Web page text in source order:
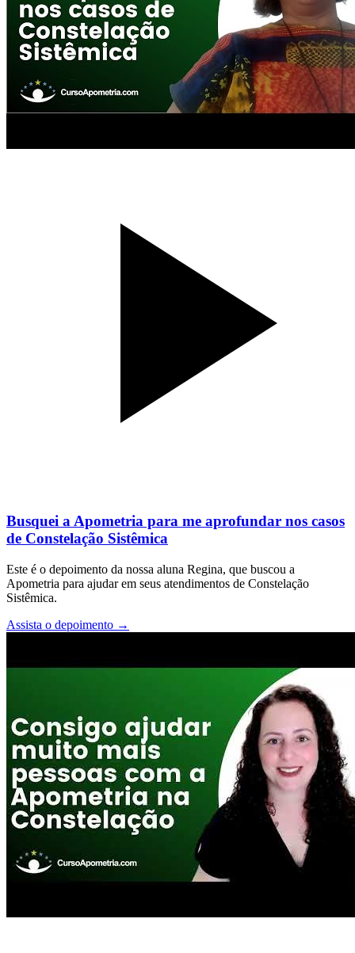
Busquei a Apometria para me aprofundar nos casos
de Constelação Sistêmica
Este é o depoimento da nossa aluna Regina, que buscou a
Apometria para ajudar em seus atendimentos de Constelação
Sistêmica.
Assista o depoimento →